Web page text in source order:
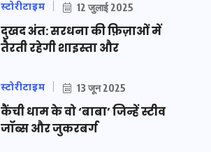
स्टोरीटाइम 12 जुलाई 2025
दुखद अंत: सरधना की फ़िज़ाओं में
तैरती रहेगी शाइस्ता और
स्टोरीटाइम 13 जून 2025
कैंची धाम के वो ‘बाबा’ जिन्हें स्टीव
जॉब्स और जुकरबर्ग